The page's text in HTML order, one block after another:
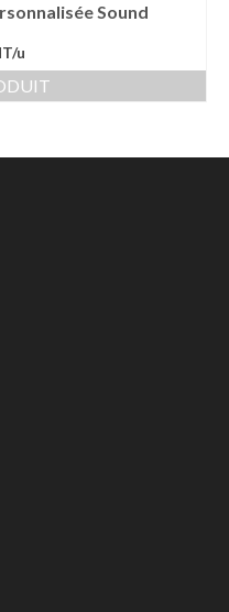
Sound
u